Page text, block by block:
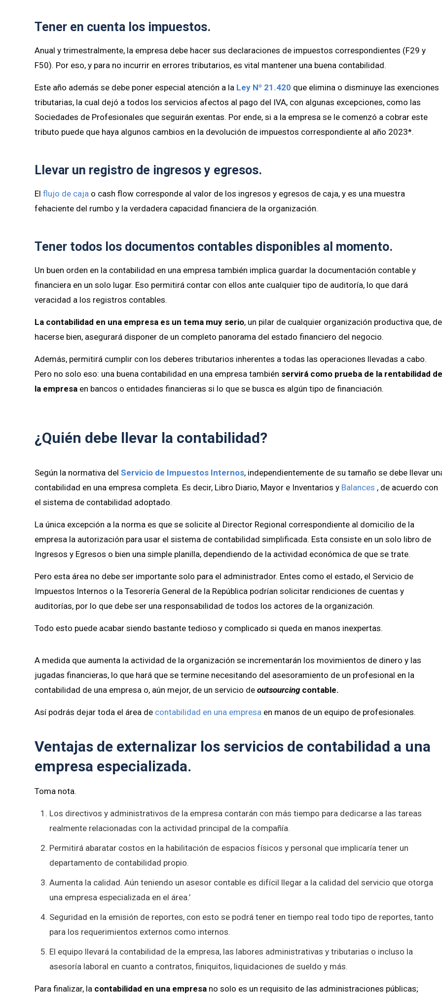
Tener en cuenta los impuestos.
Anual y trimestralmente, la empresa debe hacer sus declaraciones de impuestos correspondientes (F29 y
F50). Por eso, y para no incurrir en errores tributarios, es vital mantener una buena contabilidad.
Este año además se debe poner especial atención a la Ley Nº 21.420 que elimina o disminuye las exenciones
tributarias, la cual dejó a todos los servicios afectos al pago del IVA, con algunas excepciones, como las
Sociedades de Profesionales que seguirán exentas. Por ende, si a la empresa se le comenzó a cobrar este
tributo puede que haya algunos cambios en la devolución de impuestos correspondiente al año 2023*.
Llevar un registro de ingresos y egresos.
Elflujo de caja o cash flow corresponde al valor de los ingresos y egresos de caja, y es una muestra
fehaciente del rumbo y la verdadera capacidad financiera de la organización.
Tener todos los documentos contables disponibles al momento.
Un buen orden en la contabilidad en una empresa también implica guardar la documentación contable y
financiera en un solo lugar. Eso permitirá contar con ellos ante cualquier tipo de auditoría, lo que dará
veracidad a los registros contables.
La contabilidad en una empresa es un tema muy serio, un pilar de cualquier organización productiva que, de
hacerse bien, asegurará disponer de un completo panorama del estado financiero del negocio.
Además, permitirá cumplir con los deberes tributarios inherentes a todas las operaciones llevadas a cabo.
Pero no solo eso: una buena contabilidad en una empresa también servirá como prueba de la rentabilidad
la empresa en bancos o entidades financieras si lo que se busca es algún tipo de financiación.
¿Quién debe llevar la contabilidad?
Según la normativa delServicio de Impuestos Internos, independientemente de su tamaño se debe llevar
contabilidad en una empresa completa. Es decir, Libro Diario, Mayor e Inventarios y Balances , de acuerdo con
el sistema de contabilidad adoptado.
La única excepción a la norma es que se solicite al Director Regional correspondiente al domicilio de la
empresa la autorización para usar el sistema de contabilidad simplificada. Esta consiste en un solo libro de
Ingresos y Egresos o bien una simple planilla, dependiendo de la actividad económica de que se trate.
Pero esta área no debe ser importante solo para el administrador. Entes como el estado, el Servicio de
Impuestos Internos o la Tesorería General de la República podrían solicitar rendiciones de cuentas y
auditorías, por lo que debe ser una responsabilidad de todos los actores de la organización.
Todo esto puede acabar siendo bastante tedioso y complicado si queda en manos inexpertas.
A medida que aumenta la actividad de la organización se incrementarán los movimientos de dinero y las
jugadas financieras, lo que hará que se termine necesitando del asesoramiento de un profesional en la
contabilidad de una empresa o, aún mejor, de un servicio deoutsourcingcontable.
Así podrás dejar toda el área de contabilidad en una empresa en manos de un equipo de profesionales.
Ventajas de externalizar los servicios de contabilidad a una
empresa especializada.
Toma nota.
Los directivos y administrativos de la empresa contarán con más tiempo para dedicarse a las tareas
realmente relacionadas con la actividad principal de la compañía.
Permitirá abaratar costos en la habilitación de espacios físicos y personal que implicaría tener un
departamento de contabilidad propio.
Aumenta la calidad. Aún teniendo un asesor contable es difícil llegar a la calidad del servicio que otorga
una empresa especializada en el área.’
Seguridad en la emisión de reportes, con esto se podrá tener en tiempo real todo tipo de reportes, tanto
para los requerimientos externos como internos.
El equipo llevará la contabilidad de la empresa, las labores administrativas y tributarias o incluso la
asesoría laboral en cuanto a contratos, finiquitos, liquidaciones de sueldo y más.
Para finalizar, la contabilidad en una empresa no solo es un requisito de las administraciones públicas;